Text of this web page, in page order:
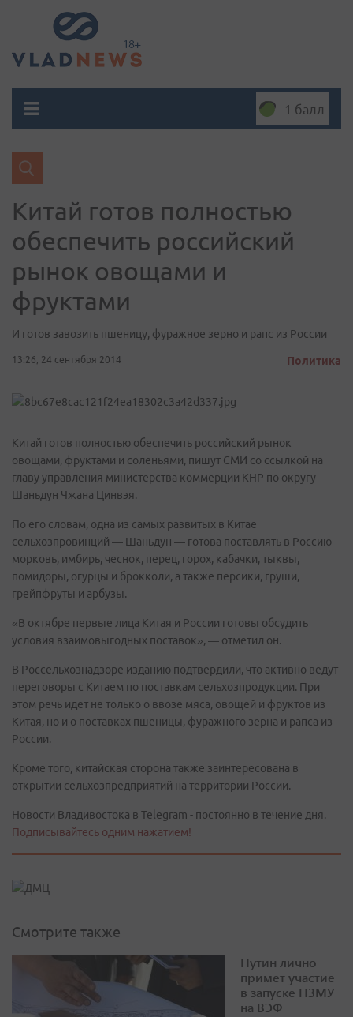
1 балл
Китай готов полностью
обеспечить российский
рынок овощами и
фруктами
И готов завозить пшеницу, фуражное зерно и рапс из России
13:26, 24 сентября 2014 Политика
Китай готов полностью обеспечить российский рынок
овощами, фруктами и соленьями, пишут СМИ со ссылкой на
главу управления министерства коммерции КНР по округу
Шаньдун Чжана Цинвэя.
По его словам, одна из самых развитых в Китае
сельхозпровинций — Шаньдун — готова поставлять в Россию
морковь, имбирь, чеснок, перец, горох, кабачки, тыквы,
помидоры, огурцы и брокколи, а также персики, груши,
грейпфруты и арбузы.
«В октябре первые лица Китая и России готовы обсудить
условия взаимовыгодных поставок», — отметил он.
В Россельхознадзоре изданию подтвердили, что активно ведут
переговоры с Китаем по поставкам сельхозпродукции. При
этом речь идет не только о ввозе мяса, овощей и фруктов из
Китая, но и о поставках пшеницы, фуражного зерна и рапса из
России.
Кроме того, китайская сторона также заинтересована в
открытии сельхозпредприятий на территории России.
Новости Владивостока в Telegram - постоянно в течение дня.
Подписывайтесь одним нажатием!
Смотрите также
Путин лично
примет участие
в запуске НЗМУ
на ВЭФ